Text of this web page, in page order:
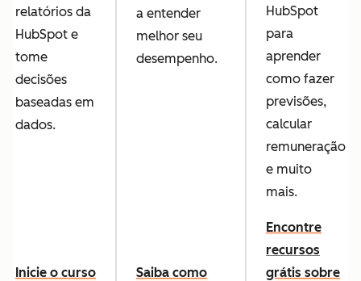
relatórios da
HubSpot e
tome
decisões
baseadas em
dados.
Inicie o curso
a entender
melhor seu
desempenho.
Saiba como
HubSpot
para
aprender
como fazer
previsões,
calcular
remuneração
e muito
mais.
Encontre
recursos
grátis sobre